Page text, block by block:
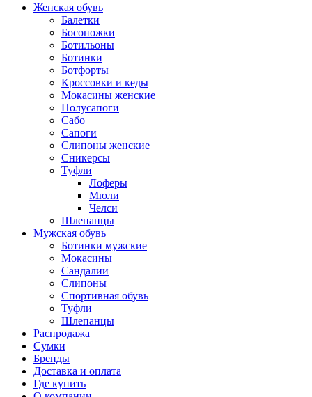
Женская обувь
Балетки
Босоножки
Ботильоны
Ботинки
Ботфорты
Кроссовки и кеды
Мокасины женские
Полусапоги
Сабо
Сапоги
Слипоны женские
Сникерсы
Туфли
Лоферы
Мюли
Челси
Шлепанцы
Мужская обувь
Ботинки мужские
Мокасины
Сандалии
Слипоны
Спортивная обувь
Туфли
Шлепанцы
Распродажа
Сумки
Бренды
Доставка и оплата
Где купить